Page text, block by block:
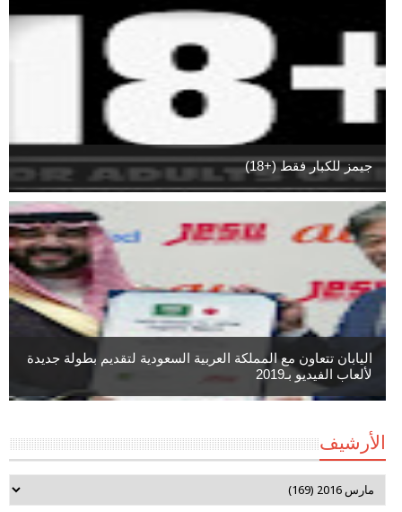
جيمز للكبار فقط (+18)
اليابان تتعاون مع المملكة العربية السعودية لتقديم بطولة جديدة
لألعاب الفيديو بـ2019
الأرشيف